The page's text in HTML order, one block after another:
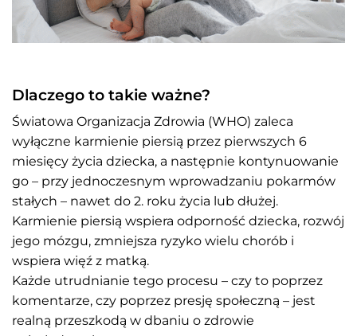
Dlaczego to takie ważne?
Światowa Organizacja Zdrowia (WHO) zaleca
wyłączne karmienie piersią przez pierwszych 6
miesięcy życia dziecka, a następnie kontynuowanie
go – przy jednoczesnym wprowadzaniu pokarmów
stałych – nawet do 2. roku życia lub dłużej.
Karmienie piersią wspiera odporność dziecka, rozwój
jego mózgu, zmniejsza ryzyko wielu chorób i
wspiera więź z matką.
Każde utrudnianie tego procesu – czy to poprzez
komentarze, czy poprzez presję społeczną – jest
realną przeszkodą w dbaniu o zdrowie